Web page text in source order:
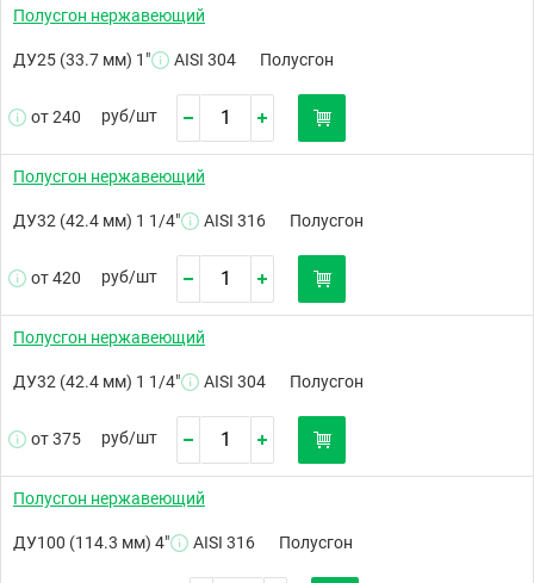
Полусгон нержавеющий
ДУ25 (33.7 мм) 1" AISI 304 Полусгон
от 240 руб/шт
Полусгон нержавеющий
ДУ32 (42.4 мм) 1 1/4" AISI 316 Полусгон
от 420 руб/шт
Полусгон нержавеющий
ДУ32 (42.4 мм) 1 1/4" AISI 304 Полусгон
от 375 руб/шт
Полусгон нержавеющий
ДУ100 (114.3 мм) 4" AISI 316 Полусгон